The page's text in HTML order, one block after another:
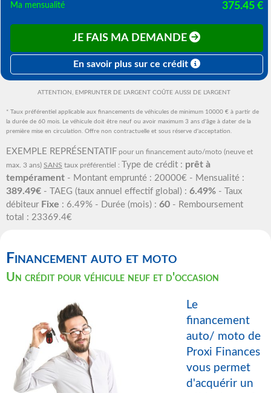
Ma mensualité 375.45 €
JE FAIS MA DEMANDE
En savoir plus sur ce crédit
ATTENTION, EMPRUNTER DE L'ARGENT COÛTE AUSSI DE L'ARGENT
* Taux préférentiel applicable aux financements de véhicules de minimum 10000 € à partir de
la durée de 60 mois. Le véhicule doit être neuf ou avoir maximum 3 ans d'âge à dater de la
première mise en circulation. Offre non contractuelle et sous réserve d'acceptation.
EXEMPLE REPRÉSENTATIF pour un financement auto/moto (neuve et
max. 3 ans) SANS taux préférentiel : Type de crédit : prêt à
tempérament - Montant emprunté : 20000€ - Mensualité :
389.49€ - TAEG (taux annuel effectif global) : 6.49% - Taux
débiteur Fixe : 6.49% - Durée (mois) : 60 - Remboursement
total : 23369.4€
Financement auto et moto
Un crédit pour véhicule neuf et d'occasion
Le
financement
auto/ moto de
Proxi Finances
vous permet
d'acquérir un